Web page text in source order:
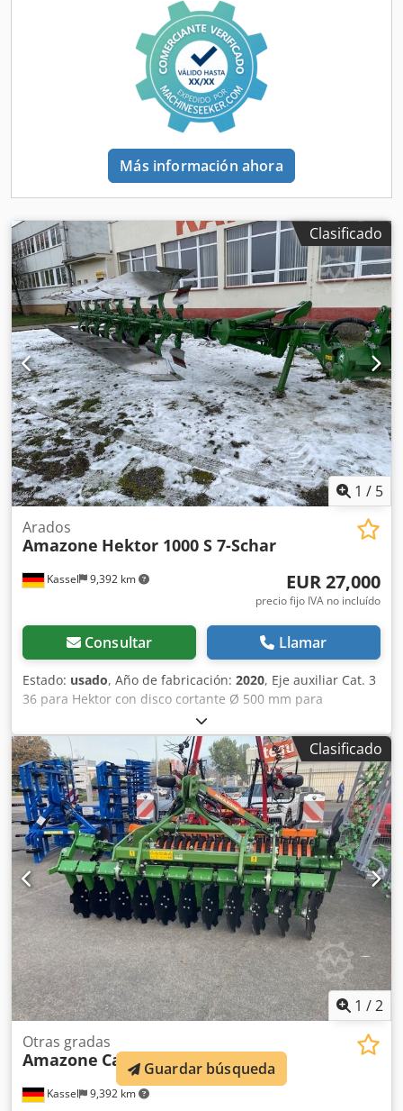
Más información ahora
Clasificado
1 / 5
Kassel 9,392 km
Arados
Amazone Hektor 1000 S 7-Schar
EUR 27,000
precio fijo IVA no incluído
Consultar Llamar
Estado: usado, Año de fabricación: 2020, Eje auxiliar Cat. 3
36 para Hektor con disco cortante Ø 500 mm para
liberación hidráulica de piedras / delantero con pre-arado
pesado G1 ajustable, iluminación trasera LED, señalización
frontal / sistema antirrobo, homologación de tipo UE 40
km/h - arado reversible de arrastre completo - RH 82 /
ampliable Chedsthk U Tepfx Ag Aea
Clasificado
1 /2
Kassel 9,392 km
Otras gradas
Amazone Catros+ 3003
Guardar búsqueda